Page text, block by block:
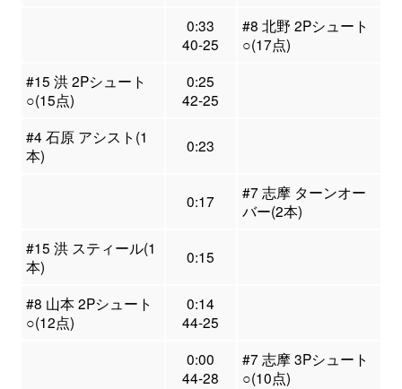
0:33
40-25
#8 北野 2Pシュート
○(17点)
#15 洪 2Pシュート
○(15点)
0:25
42-25
#4 石原 アシスト(1
本)
0:23
0:17
#7 志摩 ターンオー
バー(2本)
#15 洪 スティール(1
本)
0:15
#8 山本 2Pシュート
○(12点)
0:14
44-25
0:00
44-28
#7 志摩 3Pシュート
○(10点)